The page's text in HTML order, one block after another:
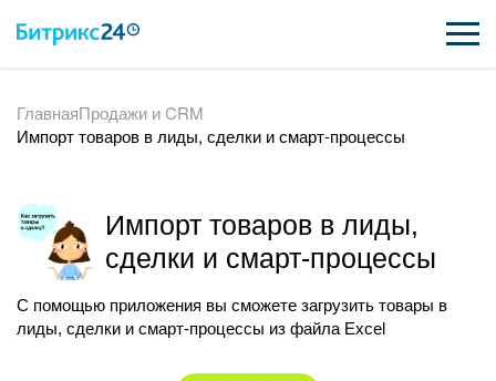
ВОЗМОЖНОСТИ
ИНТЕГРАЦИИ
ВНЕДРЕНИЕ
ПОДДЕРЖКА
ГлавнаяПродажи и CRM
Импорт товаров в лиды, сделки и смарт-процессы
Импорт товаров в лиды,
сделки и смарт-процессы
С помощью приложения вы сможете загрузить товары в
лиды, сделки и смарт-процессы из файла Excel